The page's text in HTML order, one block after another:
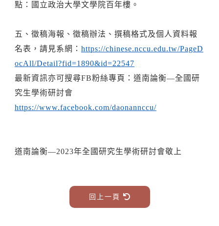
點：國立政治大學文學院百年樓。
五、徵稿海報、徵稿辦法、撰稿格式及個人資料報
名表，請見系網： https://chinese.nccu.edu.tw/PageD
ocAll/Detail?fid=1890&id=22547
最新資訊亦可搜尋FB粉絲專頁：道南論衡—全國研
究生學術研討會
https://www.facebook.com/daonannccu/
道南論衡—2023年全國研究生學術研討會敬上
回上一頁